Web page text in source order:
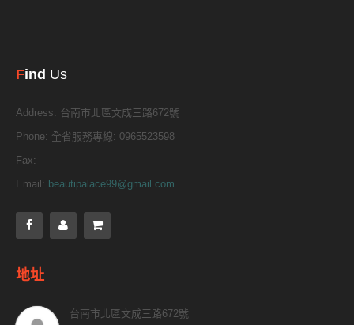
Find Us
Address: 台南市北區文成三路672號
Phone: 全省服務專線: 0965523598
Fax:
Email: beautipalace99@gmail.com
地址
台南市北區文成三路672號